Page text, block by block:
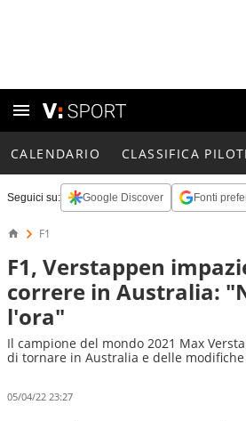
CALENDARIO CLASSIFICA PILOTI
Seguici su: Google Discover Fonti
F1
F1, Verstappen
correre in Australia:
l'ora"
Il campione del mondo 2021 Max
di tornare in Australia e delle
05/04/22 23:27